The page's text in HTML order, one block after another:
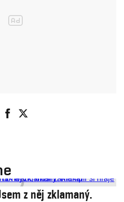
z něj zklamaný.